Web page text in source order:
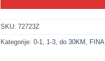
SKU: 72723Z
Kategorije: 0-1, 1-3, do 30KM ,